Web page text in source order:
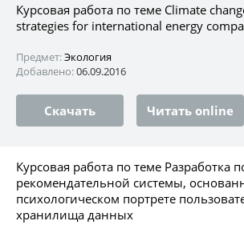
Курсовая работа по теме Climate
strategies for international energy
Предмет:Экология
Добавлено:06.09.2016
Скачать Читать online
Курсовая работа по теме Разработка
рекомендательной системы,
психологическом портрете
хранилища данных